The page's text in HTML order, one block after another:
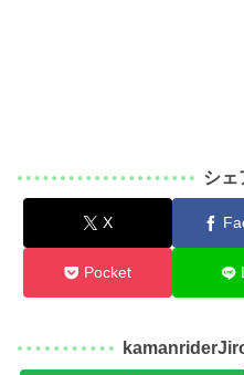
シェ
X
Pocket